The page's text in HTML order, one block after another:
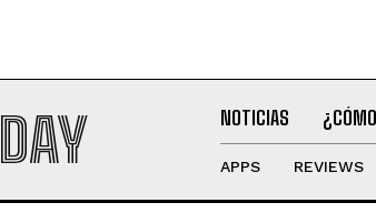
NOTICIAS
APPS REVIEWS